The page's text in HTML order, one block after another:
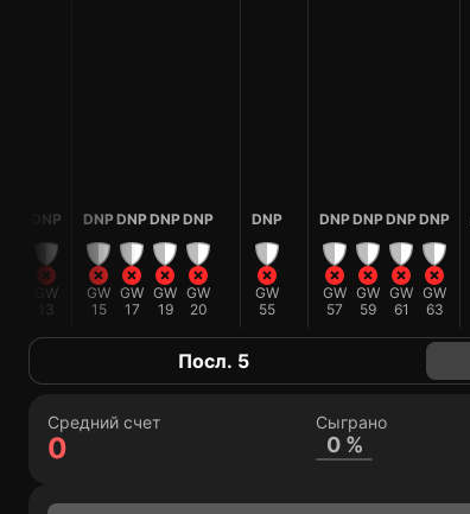
DNP
GW
13
DNP
GW
15
DNP
GW
17
DNP
GW
19
DNP
GW
20
DNP
GW
55
DNP
GW
57
DNP
GW
59
DNP
GW
61
DNP
GW
63
Посл. 5
Средний счет
0
Сыграно
0 %